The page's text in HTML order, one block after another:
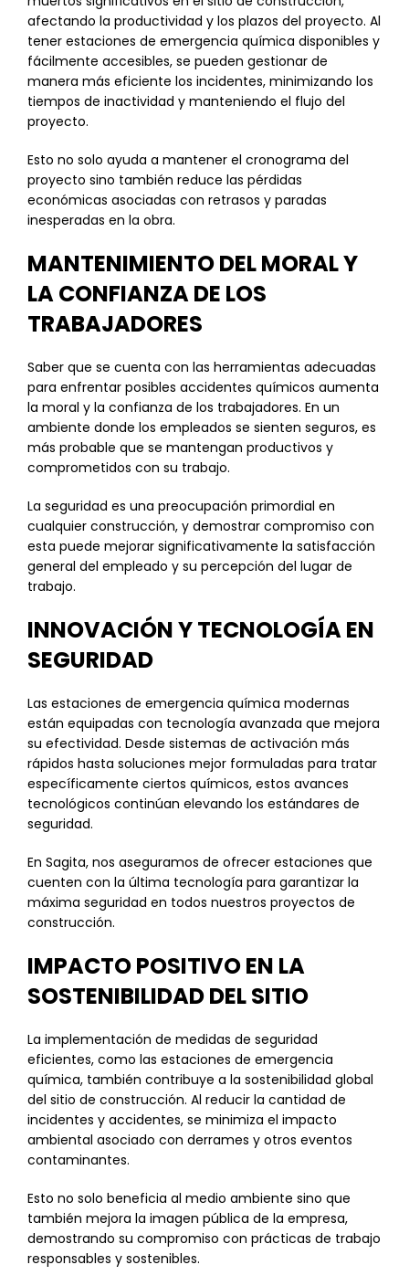
afectando la productividad y los plazos del proyecto. Al
tener estaciones de emergencia química disponibles y
fácilmente accesibles, se pueden gestionar de
manera más eficiente los incidentes, minimizando los
tiempos de inactividad y manteniendo el flujo del
proyecto.
Esto no solo ayuda a mantener el cronograma del
proyecto sino también reduce las pérdidas
económicas asociadas con retrasos y paradas
inesperadas en la obra.
MANTENIMIENTO DEL MORAL Y
LA CONFIANZA DE LOS
TRABAJADORES
Saber que se cuenta con las herramientas adecuadas
para enfrentar posibles accidentes químicos aumenta
la moral y la confianza de los trabajadores. En un
ambiente donde los empleados se sienten seguros, es
más probable que se mantengan productivos y
comprometidos con su trabajo.
La seguridad es una preocupación primordial en
cualquier construcción, y demostrar compromiso con
esta puede mejorar significativamente la satisfacción
general del empleado y su percepción del lugar de
trabajo.
INNOVACIÓN Y TECNOLOGÍA EN
SEGURIDAD
Las estaciones de emergencia química modernas
están equipadas con tecnología avanzada que mejora
su efectividad. Desde sistemas de activación más
rápidos hasta soluciones mejor formuladas para tratar
específicamente ciertos químicos, estos avances
tecnológicos continúan elevando los estándares de
seguridad.
En Sagita, nos aseguramos de ofrecer estaciones que
cuenten con la última tecnología para garantizar la
máxima seguridad en todos nuestros proyectos de
construcción.
IMPACTO POSITIVO EN LA
SOSTENIBILIDAD DEL SITIO
La implementación de medidas de seguridad
eficientes, como las estaciones de emergencia
química, también contribuye a la sostenibilidad global
del sitio de construcción. Al reducir la cantidad de
incidentes y accidentes, se minimiza el impacto
ambiental asociado con derrames y otros eventos
contaminantes.
Esto no solo beneficia al medio ambiente sino que
también mejora la imagen pública de la empresa,
demostrando su compromiso con prácticas de trabajo
responsables y sostenibles.